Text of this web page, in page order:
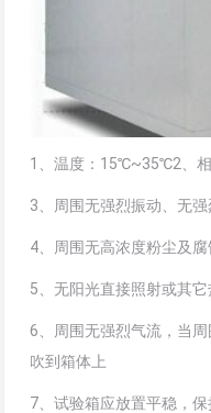
1、温度：15℃~35℃2、
3、周围无强烈振动、无
4、周围无高浓度粉尘及
5、无阳光直接照射或其
6、周围无强烈气流，当
吹到箱体上
7、试验箱应放置平稳，